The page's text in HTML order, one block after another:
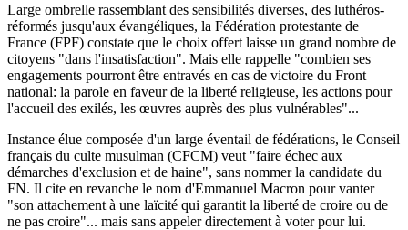
Large ombrelle rassemblant des sensibilités diverses, des luthéros-
réformés jusqu'aux évangéliques, la Fédération protestante de
France (FPF) constate que le choix offert laisse un grand nombre de
citoyens "dans l'insatisfaction". Mais elle rappelle "combien ses
engagements pourront être entravés en cas de victoire du Front
national: la parole en faveur de la liberté religieuse, les actions pour
l'accueil des exilés, les œuvres auprès des plus vulnérables"...
Instance élue composée d'un large éventail de fédérations, le Conseil
français du culte musulman (CFCM) veut "faire échec aux
démarches d'exclusion et de haine", sans nommer la candidate du
FN. Il cite en revanche le nom d'Emmanuel Macron pour vanter
"son attachement à une laïcité qui garantit la liberté de croire ou de
ne pas croire"... mais sans appeler directement à voter pour lui.